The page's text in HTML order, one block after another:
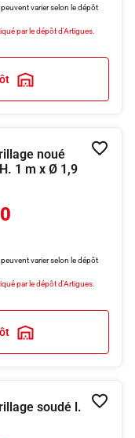
varier selon le dépôt
par le dépôt d'Artigues.
noué
1 m x Ø 1,9
varier selon le dépôt
par le dépôt d'Artigues.
soudé l.